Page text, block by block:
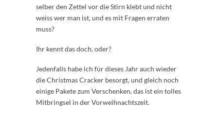
selber den Zettel vor die Stirn klebt und nicht
weiss wer man ist, und es mit Fragen erraten
muss?
Ihr kennt das doch, oder?
Jedenfalls habe ich für dieses Jahr auch wieder
die Christmas Cracker besorgt, und gleich noch
einige Pakete zum Verschenken, das ist ein tolles
Mitbringsel in der Vorweihnachtszeit.